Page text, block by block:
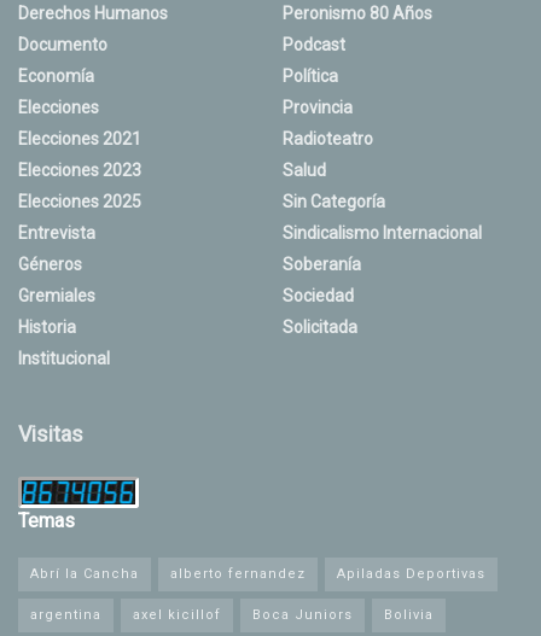
Derechos Humanos
Documento
Economía
Elecciones
Elecciones 2021
Elecciones 2023
Elecciones 2025
Entrevista
Géneros
Gremiales
Historia
Institucional
Peronismo 80 Años
Podcast
Política
Provincia
Radioteatro
Salud
Sin Categoría
Sindicalismo Internacional
Soberanía
Sociedad
Solicitada
Visitas
Temas
Abrí la Cancha alberto fernandez Apiladas Deportivas
argentina axel kicillof Boca Juniors Bolivia